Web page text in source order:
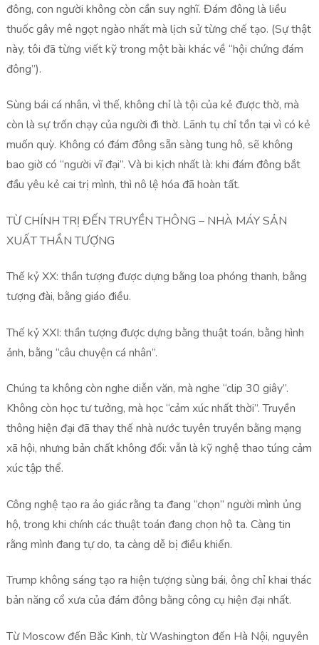
đông, con người không còn cần suy nghĩ. Đám đông là liều
thuốc gây mê ngọt ngào nhất mà lịch sử từng chế tạo. (Sự thật
này, tôi đã từng viết kỹ trong một bài khác về “hội chứng đám
đông”).
Sùng bái cá nhân, vì thế, không chỉ là tội của kẻ được thờ, mà
còn là sự trốn chạy của người đi thờ. Lãnh tụ chỉ tồn tại vì có kẻ
muốn quỳ. Không có đám đông sẵn sàng tung hô, sẽ không
bao giờ có “người vĩ đại”. Và bi kịch nhất là: khi đám đông bắt
đầu yêu kẻ cai trị mình, thì nô lệ hóa đã hoàn tất.
TỪ CHÍNH TRỊ ĐẾN TRUYỀN THÔNG – NHÀ MÁY SẢN
XUẤT THẦN TƯỢNG
Thế kỷ XX: thần tượng được dựng bằng loa phóng thanh, bằng
tượng đài, bằng giáo điều.
Thế kỷ XXI: thần tượng được dựng bằng thuật toán, bằng hình
ảnh, bằng “câu chuyện cá nhân”.
Chúng ta không còn nghe diễn văn, mà nghe “clip 30 giây”.
Không còn học tư tưởng, mà học “cảm xúc nhất thời”. Truyền
thông hiện đại đã thay thế nhà nước tuyên truyền bằng mạng
xã hội, nhưng bản chất không đổi: vẫn là kỹ nghệ thao túng cảm
xúc tập thể.
Công nghệ tạo ra ảo giác rằng ta đang “chọn” người mình ủng
hộ, trong khi chính các thuật toán đang chọn hộ ta. Càng tin
rằng mình đang tự do, ta càng dễ bị điều khiển.
Trump không sáng tạo ra hiện tượng sùng bái, ông chỉ khai thác
bản năng cổ xưa của đám đông bằng công cụ hiện đại nhất.
Từ Moscow đến Bắc Kinh, từ Washington đến Hà Nội, nguyên